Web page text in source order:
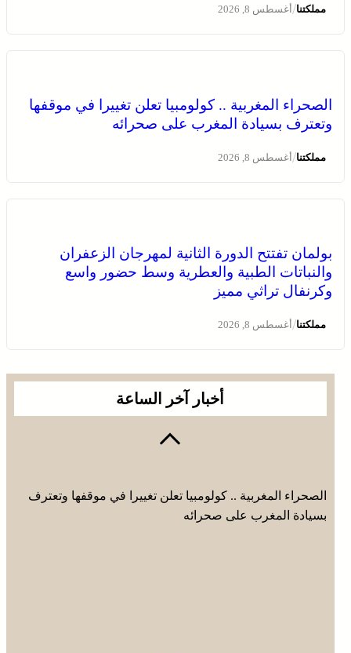
مملكتنا/أغسطس 8, 2026
الصحراء المغربية .. كولومبيا تعلن تغييرا في موقفها
وتعترف بسيادة المغرب على صحرائه
مملكتنا/أغسطس 8, 2026
بولمان تفتتح الدورة الثانية لمهرجان الزعفران
والنباتات الطبية والعطرية وسط حضور واسع
وكرنفال تراثي مميز
مملكتنا/أغسطس 8, 2026
أخبار آخر الساعة
الطبية والعطرية وسط حضور واسع وكرنفال تراثي مميز
الصحراء المغربية .. كولومبيا تعلن تغييرا في موقفها وتعترف
الصحراء المغربية .. كولومبيا تعلن تغييرا في موقفها وتعترف
بسيادة المغرب على صحرائه